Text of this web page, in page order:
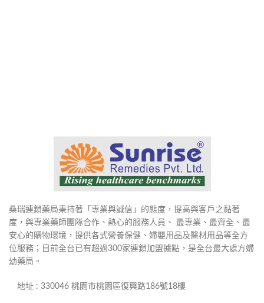
桑瑞連鎖藥局秉持著「專業與誠信」的態度，提高與客戶之黏著
度，與專業藥師團隊合作、熱心的服務人員、 最專業、最齊全、最
安心的購物環境，提供各式營養保健、婦嬰用品及醫材用品等全方
位服務；目前全台已有超過300家連鎖加盟據點，是全台最大處方婦
幼藥局。
地址 : 330046 桃園市桃園區復興路186號18樓